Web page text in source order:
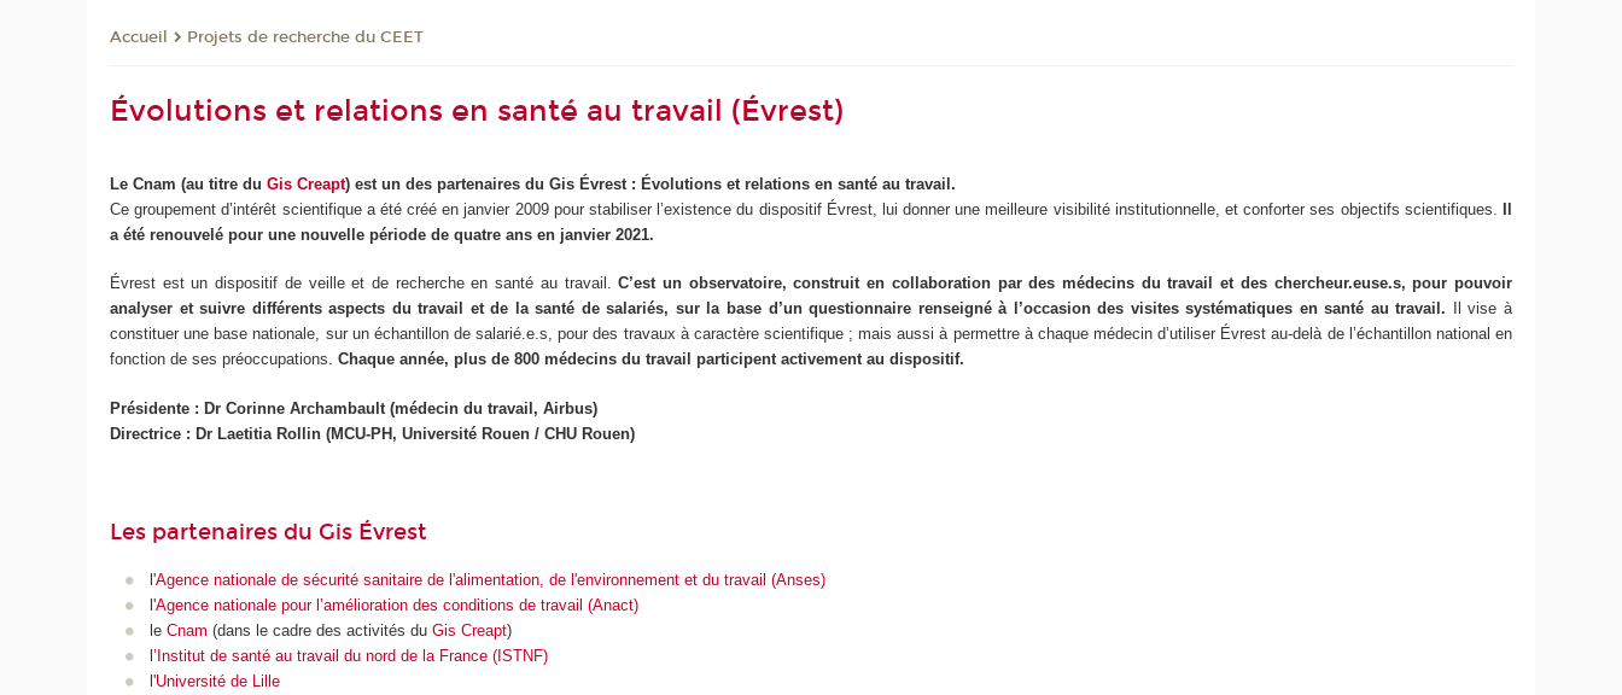
Accueil Projets de recherche du CEET
Évolutions et relations en santé au travail (Évrest)
Le Cnam (au titre duGis Creapt) est un des partenaires du Gis Évrest : Évolutions et relations en santé au travail.
Ce groupement d’intérêt scientifique a été créé en janvier 2009 pour stabiliser l’existence du dispositif Évrest, lui donner une meilleure visibilité institutionnelle, et conforter ses objectifs scientifiques. Il
a été renouvelé pour une nouvelle période de quatre ans en janvier 2021.
Évrest est un dispositif de veille et de recherche en santé au travail. C’est un observatoire, construit en collaboration par des médecins du travail et des chercheur.euse.s, pour pouvoir
analyser et suivre différents aspects du travail et de la santé de salariés, sur la base d’un questionnaire renseigné à l’occasion des visites systématiques en santé au travail. Il vise à
constituer une base nationale, sur un échantillon de salarié.e.s, pour des travaux à caractère scientifique ; mais aussi à permettre à chaque médecin d’utiliser Évrest au-delà de l’échantillon national en
fonction de ses préoccupations.Chaque année, plus de 800 médecins du travail participent activement au dispositif.
Présidente : Dr Corinne Archambault (médecin du travail, Airbus)
Directrice : Dr Laetitia Rollin (MCU-PH, Université Rouen / CHU Rouen)
Les partenaires du Gis Évrest
l'Agence nationale de sécurité sanitaire de l'alimentation, de l'environnement et du travail (Anses)
l'Agence nationale pour l’amélioration des conditions de travail (Anact)
le Cnam (dans le cadre des activités du Gis Creapt)
l’Institut de santé au travail du nord de la France (ISTNF)
l'Université de Lille